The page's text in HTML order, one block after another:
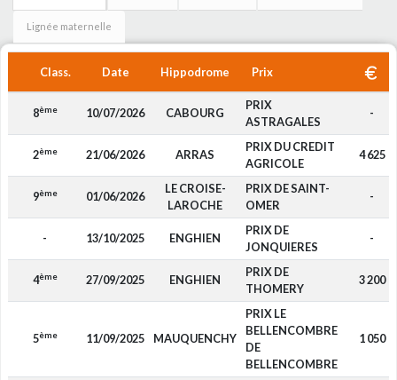
Lignée maternelle
Class. Date Hippodrome Prix
8ème 10/07/2026 CABOURG
PRIX
ASTRAGALES
-
2ème 21/06/2026 ARRAS
PRIX DU CREDIT
AGRICOLE
4 625
9ème 01/06/2026
LE CROISE-
LAROCHE
PRIX DE SAINT-
OMER
-
- 13/10/2025 ENGHIEN
PRIX DE
JONQUIERES
-
4ème 27/09/2025 ENGHIEN
PRIX DE
THOMERY
3 200
5ème 11/09/2025 MAUQUENCHY
PRIX LE
BELLENCOMBRE
DE
BELLENCOMBRE
1 050